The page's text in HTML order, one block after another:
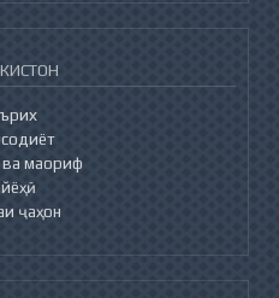
ва маориф
ҷаҳон